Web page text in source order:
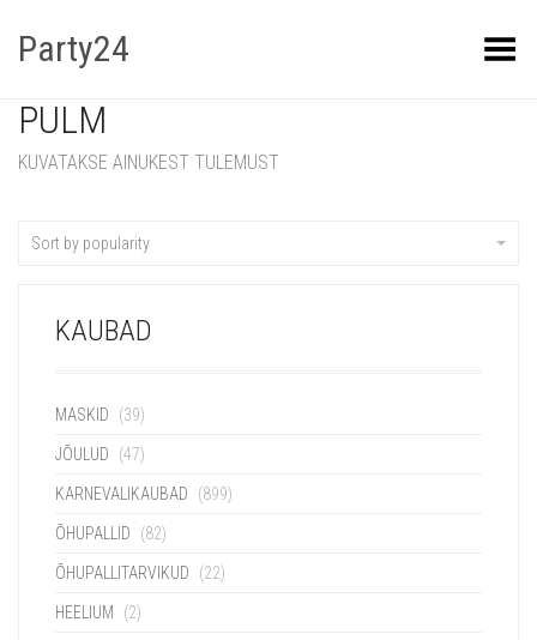
Party24 Kuva menüü
PULM
KUVATAKSE AINUKEST TULEMUST
Sort by popularity
KAUBAD
MASKID (39)
JÕULUD (47)
KARNEVALIKAUBAD (899)
ÕHUPALLID (82)
ÕHUPALLITARVIKUD (22)
HEELIUM (2)